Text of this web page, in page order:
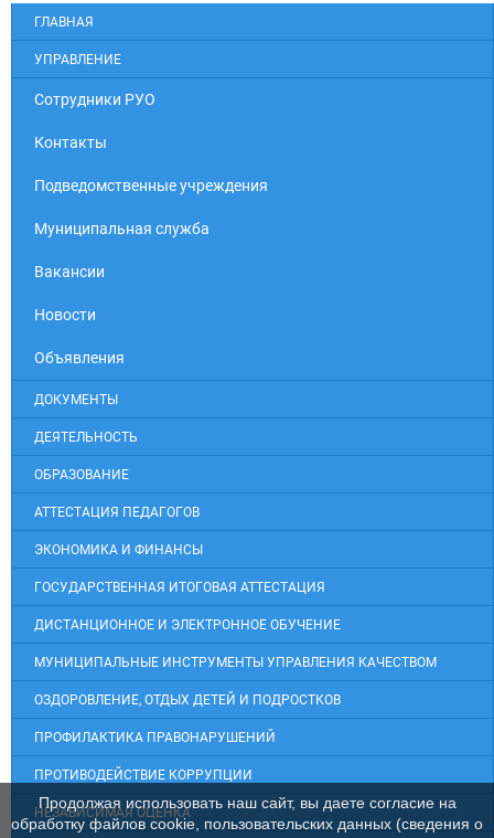
ГЛАВНАЯ
УПРАВЛЕНИЕ
Cотрудники РУО
Контакты
Подведомственные учреждения
Муниципальная служба
Вакансии
Новости
Объявления
ДОКУМЕНТЫ
ДЕЯТЕЛЬНОСТЬ
ОБРАЗОВАНИЕ
АТТЕСТАЦИЯ ПЕДАГОГОВ
ЭКОНОМИКА И ФИНАНСЫ
ГОСУДАРСТВЕННАЯ ИТОГОВАЯ АТТЕСТАЦИЯ
ДИСТАНЦИОННОЕ И ЭЛЕКТРОННОЕ ОБУЧЕНИЕ
МУНИЦИПАЛЬНЫЕ ИНСТРУМЕНТЫ УПРАВЛЕНИЯ КАЧЕСТВОМ
ОЗДОРОВЛЕНИЕ, ОТДЫХ ДЕТЕЙ И ПОДРОСТКОВ
ПРОФИЛАКТИКА ПРАВОНАРУШЕНИЙ
ПРОТИВОДЕЙСТВИЕ КОРРУПЦИИ
НЕЗАВИСИМАЯ ОЦЕНКА
Продолжая использовать наш сайт, вы даете согласие на
обработку файлов cookie, пользовательских данных (сведения о